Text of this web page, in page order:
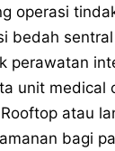
operasi
bedah
perawatan
unit medical
atau
bagi